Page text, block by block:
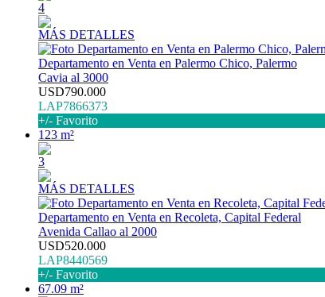
4
MÁS DETALLES
Departamento en Venta en Palermo Chico, Palermo
Cavia al 3000
USD790.000
LAP7866373
+/- Favorito
123 m²
3
MÁS DETALLES
Departamento en Venta en Recoleta, Capital Federal
Avenida Callao al 2000
USD520.000
LAP8440569
+/- Favorito
67.09 m²